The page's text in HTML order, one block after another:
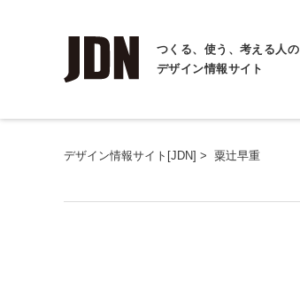
つくる、使う、考える人の
デザイン情報サイト
デザイン情報サイト[JDN] > 粟辻早重